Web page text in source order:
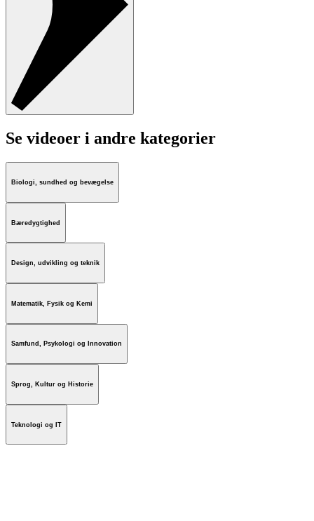
Se videoer i andre kategorier
Biologi, sundhed og bevægelse
Bæredygtighed
Design, udvikling og teknik
Matematik, Fysik og Kemi
Samfund, Psykologi og Innovation
Sprog, Kultur og Historie
Teknologi og IT